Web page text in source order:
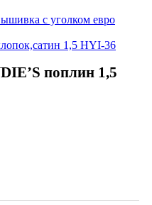
с уголком евро
1,5 HYI-36
поплин 1,5